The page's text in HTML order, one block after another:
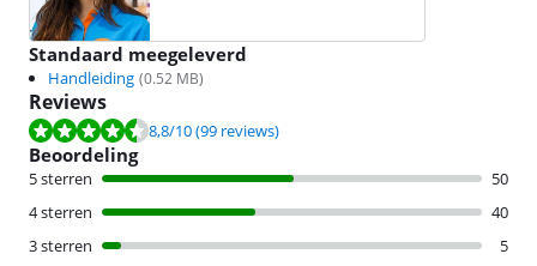
Standaard meegeleverd
Handleiding (0.52 MB)
Reviews
Beoordeling is 8,8 van de 10, gebaseerd op 99 reviews.
8,8/10(99 reviews)
Beoordeling
5 sterren
50
4 sterren
40
3 sterren
5